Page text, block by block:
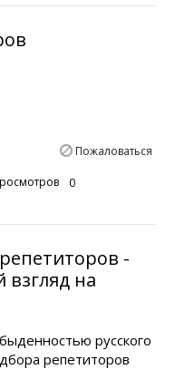
Пожаловаться
0
-
взгляд на
русского
репетиторов